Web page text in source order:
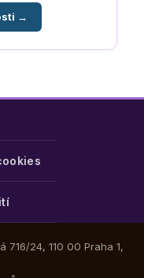
→
716/24, 110 00 Praha 1,